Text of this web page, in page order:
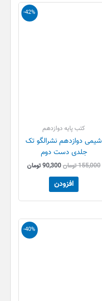
-42%
کتب پایه دوازدهم
شیمی دوازدهم نشرالگو تک
جلدی دست دوم
155,000تومان
قیمت
155,000 تومان
90,300تومان
قیمت
فعلی
افزودن
-40%
48,000 تومان
قیمت
فعلی